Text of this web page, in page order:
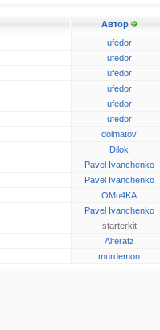
Автор
ufedor
ufedor
ufedor
ufedor
ufedor
ufedor
dolmatov
Dilok
Pavel Ivanchenko
Pavel Ivanchenko
OMu4KA
Pavel Ivanchenko
starterkit
Alferatz
murdemon